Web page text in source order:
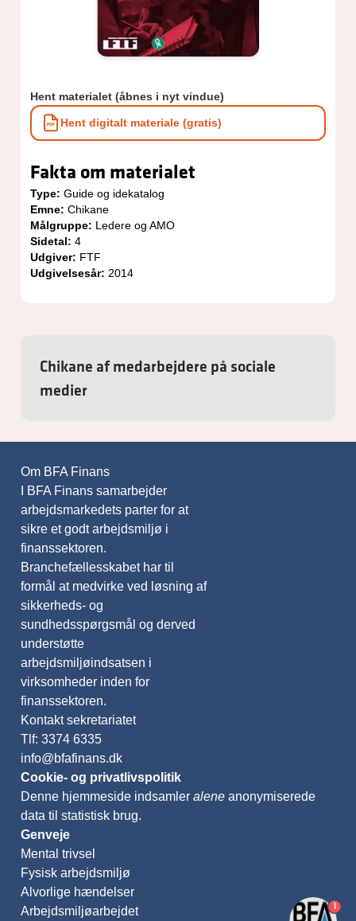
Chikane af medarbejdere på sociale
medier
Hent materialet (åbnes i nyt vindue)
Hent digitalt materiale (gratis)
Fakta om materialet
Type: Guide og idekatalog
Emne: Chikane
Målgruppe: Ledere og AMO
Sidetal: 4
Udgiver: FTF
Udgivelsesår: 2014
Om BFA Finans
I BFA Finans samarbejder
arbejdsmarkedets parter for at
sikre et godt arbejdsmiljø i
finanssektoren.
Branchefællesskabet har til
formål at medvirke ved løsning af
sikkerheds- og
sundhedsspørgsmål og derved
understøtte
arbejdsmiljøindsatsen i
virksomheder inden for
finanssektoren.
Kontakt sekretariatet
Tlf: 3374 6335
info@bfafinans.dk
Cookie- og privatlivspolitik
Denne hjemmeside indsamler alene anonymiserede
data til statistisk brug.
Genveje
Mental trivsel
Fysisk arbejdsmiljø
Alvorlige hændelser
Arbejdsmiljøarbejdet
1